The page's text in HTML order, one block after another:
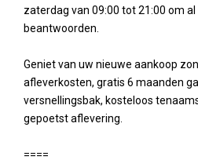
zaterdag van 09:00 tot 21:00 om
beantwoorden.
Geniet van uw nieuwe aankoop
afleverkosten, gratis 6 maanden
versnellingsbak, kosteloos
gepoetst aflevering.
====